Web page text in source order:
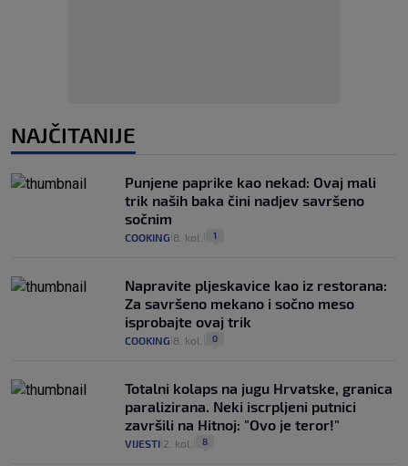
NAJČITANIJE
Punjene paprike kao nekad: Ovaj mali
trik naših baka čini nadjev savršeno
sočnim
COOKING 8. kol. 1
Napravite pljeskavice kao iz restorana:
Za savršeno mekano i sočno meso
isprobajte ovaj trik
COOKING 8. kol. 0
Totalni kolaps na jugu Hrvatske, granica
paralizirana. Neki iscrpljeni putnici
završili na Hitnoj: "Ovo je teror!"
VIJESTI 2. kol. 8